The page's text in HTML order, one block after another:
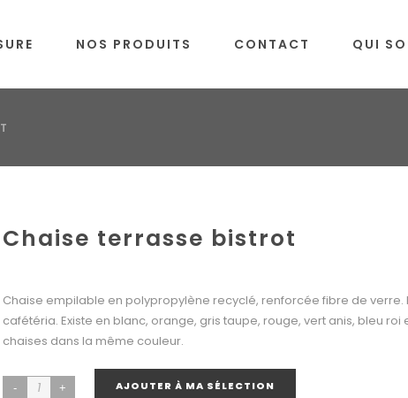
NOS PRODUITS CONTACT QUI
Chaise terrasse bistrot
Chaise empilable en polypropylène recyclé, renforcée fibre de
cafétéria. Existe en blanc, orange, gris taupe, rouge, vert anis, bleu
chaises dans la même couleur.
AJOUTER À MA SÉLECTION